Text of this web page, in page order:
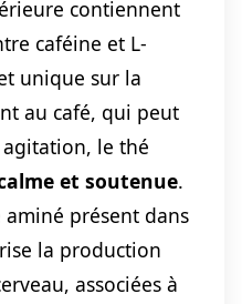
contiennent
caféine et L-
unique sur la
au café, qui peut
le thé
et soutenue.
présent dans
la production
associées à